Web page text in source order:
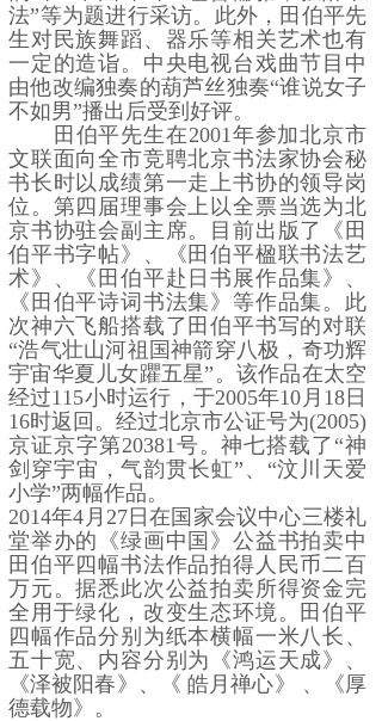
法”等为题进行采访。此外，田伯平先
生对民族舞蹈、器乐等相关艺术也有
一定的造诣。中央电视台戏曲节目中
由他改编独奏的葫芦丝独奏“谁说女子
不如男”播出后受到好评。
田伯平先生在2001年参加北京市
文联面向全市竞聘北京书法家协会秘
书长时以成绩第一走上书协的领导岗
位。第四届理事会上以全票当选为北
京书协驻会副主席。目前出版了《田
伯平书字帖》、《田伯平楹联书法艺
术》、《田伯平赴日书展作品集》、
《田伯平诗词书法集》等作品集。此
次神六飞船搭载了田伯平书写的对联
“浩气壮山河祖国神箭穿八极，奇功辉
宇宙华夏儿女躣五星”。该作品在太空
经过115小时运行，于2005年10月18日
16时返回。经过北京市公证号为(2005)
京证京字第20381号。神七搭载了“神
剑穿宇宙，气韵贯长虹”、“汶川天爱
小学”两幅作品。
2014年4月27日在国家会议中心三楼礼
堂举办的《绿画中国》公益书拍卖中
田伯平四幅书法作品拍得人民币二百
万元。据悉此次公益拍卖所得资金完
全用于绿化，改变生态环境。田伯平
四幅作品分别为纸本横幅一米八长、
五十宽、内容分别为《鸿运天成》、
《泽被阳春》、《 皓月禅心》 、《厚
德载物》。